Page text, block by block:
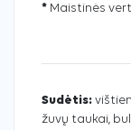
* Maistinės
Sudėtis:
žuvų taukai,